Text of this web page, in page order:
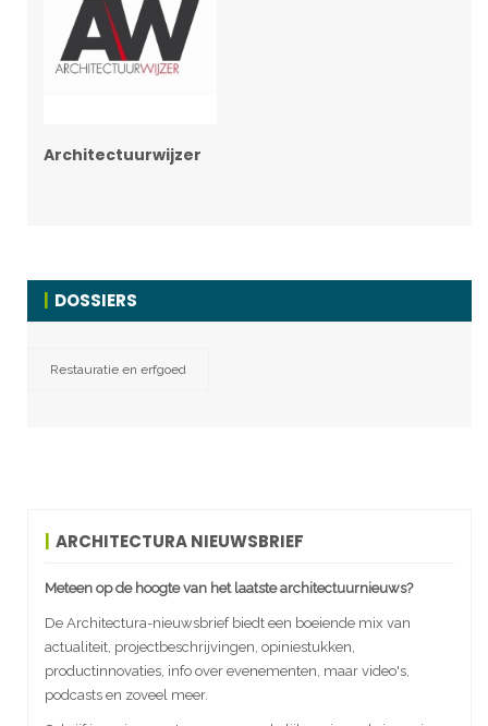
Architectuurwijzer
DOSSIERS
Restauratie en erfgoed
ARCHITECTURA NIEUWSBRIEF
Meteen op de hoogte van het laatste architectuurnieuws?
De Architectura-nieuwsbrief biedt een boeiende mix van
actualiteit, projectbeschrijvingen, opiniestukken,
productinnovaties, info over evenementen, maar video's,
podcasts en zoveel meer.